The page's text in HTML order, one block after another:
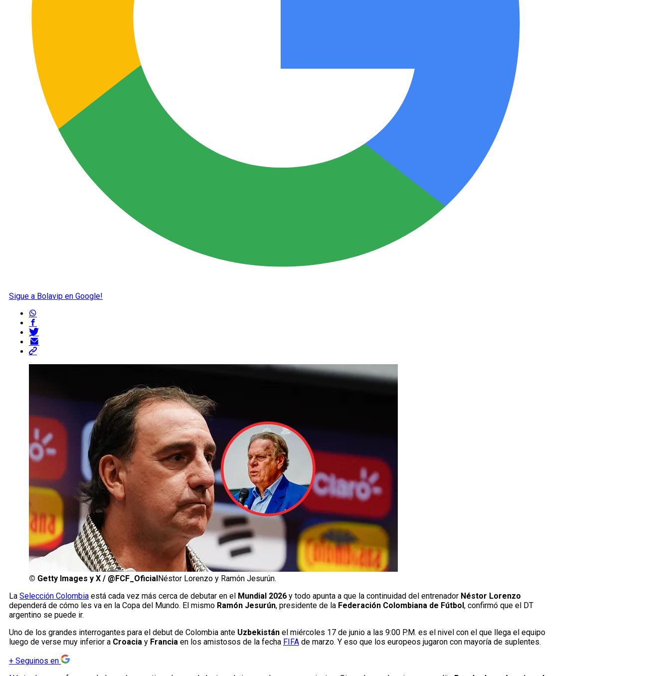
Sigue a Bolavip en Google!
© Getty Images y X / @FCF_Oficial Néstor Lorenzo y Ramón Jesurún.
La Selección Colombia está cada vez más cerca de debutar en el Mundial 2026 y todo apunta a que la continuidad del entrenador Néstor Lorenzo
dependerá de cómo les va en la Copa del Mundo. El mismo Ramón Jesurún, presidente de la Federación Colombiana de Fútbol , confirmó que el DT
argentino se puede ir.
Uno de los grandes interrogantes para el debut de Colombia ante Uzbekistán el miércoles 17 de junio a las 9:00 P.M. es el nivel con el que llega el equipo
luego de verse muy inferior a Croacia y Francia en los amistosos de la fecha FIFA de marzo. Y eso que los europeos jugaron con mayoría de suplentes.
+ Seguinos en